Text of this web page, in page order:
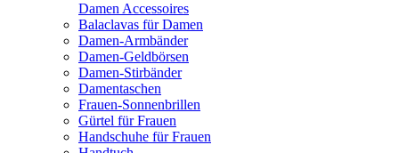
Damen Accessoires
Balaclavas für Damen
Damen-Armbänder
Damen-Geldbörsen
Damen-Stirbänder
Damentaschen
Frauen-Sonnenbrillen
Gürtel für Frauen
Handschuhe für Frauen